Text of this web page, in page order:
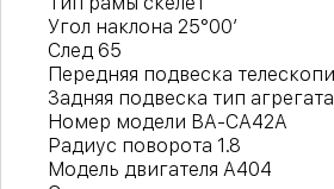
Угол наклона 25°00′
След 65
Передняя подвеска
Задняя подвеска тип
Номер модели BA-CA42A
Радиус поворота 1.8
Модель двигателя A404